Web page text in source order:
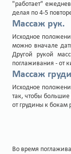
"работает"
делая по 4-5
Массаж рук.
Исходное
можно вначале
Другой рукой
поглаживания - от
Массаж
Исходное
так, чтобы
от грудины к
Во время